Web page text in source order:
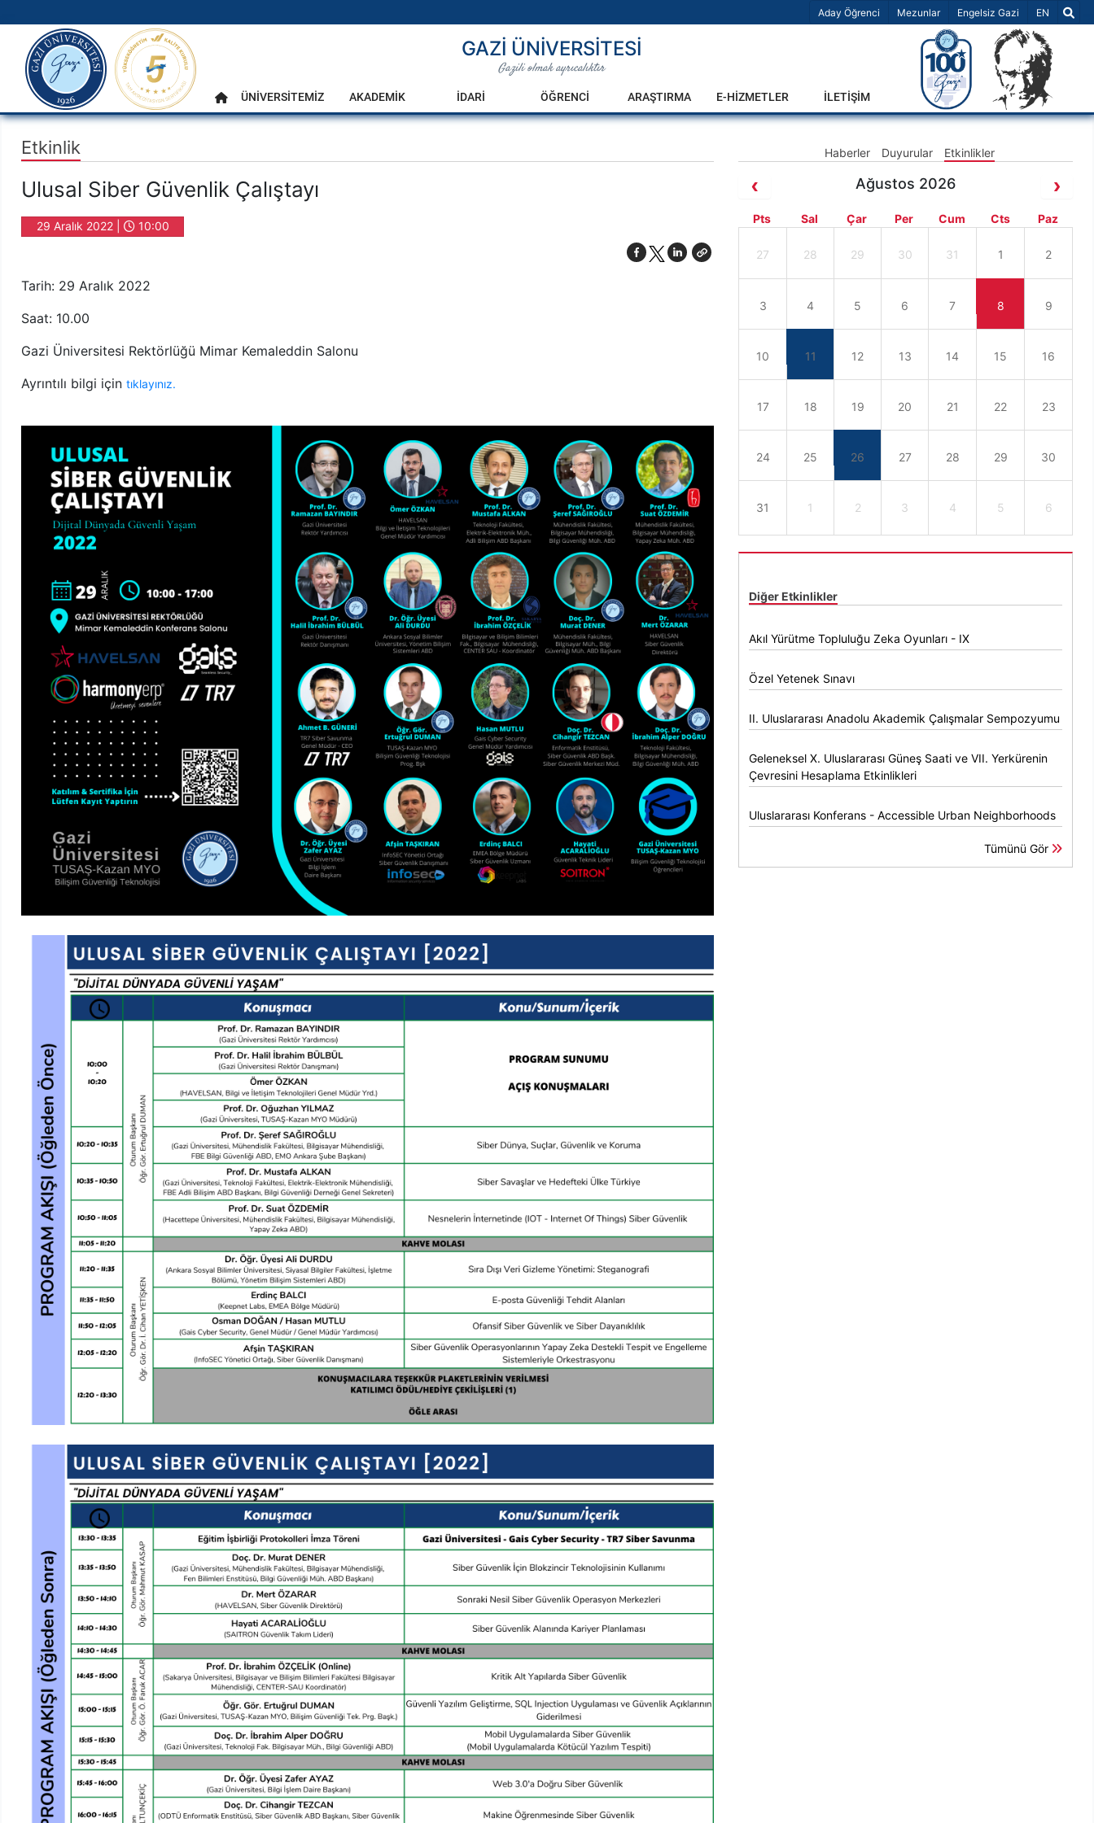
Aday Öğrenci Mezunlar Engelsiz Gazi Dil Seçiniz
EN
Ana Menü
gazi.edu.tr
GAZİ ÜNİVERSİTESİ
Gazili olmak ayrıcalıktır
Anasayfa
ÜNİVERSİTEMİZ AKADEMİK İDARİ ÖĞRENCİ ARAŞTIRMA E-HİZMETLER İLETİŞİM
Etkinlik Haberler Duyurular Etkinlikler
Ulusal Siber Güvenlik Çalıştayı
29 Aralık 2022 | 10:00
Tarih: 29 Aralık 2022
Saat: 10.00
Gazi Üniversitesi Rektörlüğü Mimar Kemaleddin Salonu
Ayrıntılı bilgi için tıklayınız.
Ağustos 2026
Pts Sal Çar Per Cum Cts Paz
27 28 29 30 31 1 2
3 4 5 6 7 8 9
10 11 12 13 14 15 16
17 18 19 20 21 22 23
24 25 26 27 28 29 30
31 1 2 3 4 5 6
Diğer Etkinlikler
Akıl Yürütme Topluluğu Zeka Oyunları - IX
Özel Yetenek Sınavı
II. Uluslararası Anadolu Akademik Çalışmalar Sempozyumu
Geleneksel X. Uluslararası Güneş Saati ve VII. Yerkürenin
Çevresini Hesaplama Etkinlikleri
Uluslararası Konferans - Accessible Urban Neighborhoods
Tümünü Gör